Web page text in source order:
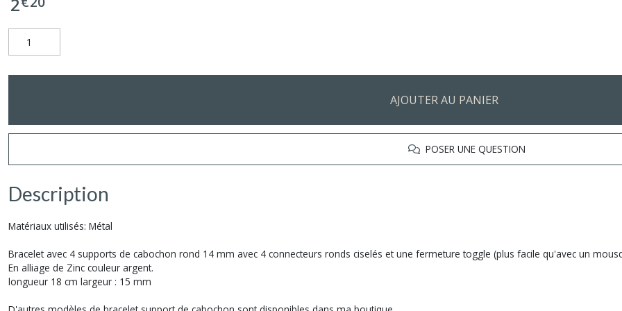
AJOUTER AU PANIER
POSER UNE QUESTION
Description
Matériaux utilisés: Métal
Bracelet avec 4 supports de cabochon rond 14 mm avec 4 connecteurs ronds ciselés et une fermeture toggle (plus facile qu'avec un
En alliage de Zinc couleur argent.
longueur 18 cm largeur : 15 mm